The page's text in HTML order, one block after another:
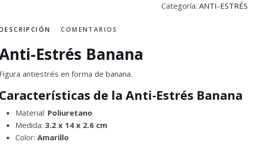
Categoría: ANTI-ESTRÉS
COMENTARIOS
Estrés Banana
Figura antiestrés en forma de banana.
Características de la Anti-Estrés Banana
Material: Poliuretano
Medida: 3.2 x 14 x 2.6 cm
Color: Amarillo